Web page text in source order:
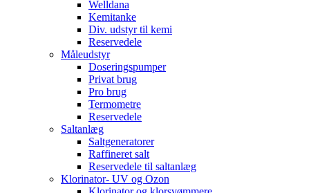
Welldana
Kemitanke
Div. udstyr til kemi
Reservedele
Måleudstyr
Doseringspumper
Privat brug
Pro brug
Termometre
Reservedele
Saltanlæg
Saltgeneratorer
Raffineret salt
Reservedele til saltanlæg
Klorinator- UV og Ozon